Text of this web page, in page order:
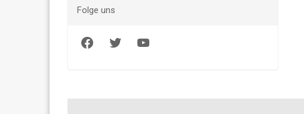
Folge uns
FacebookTwitter YouTube